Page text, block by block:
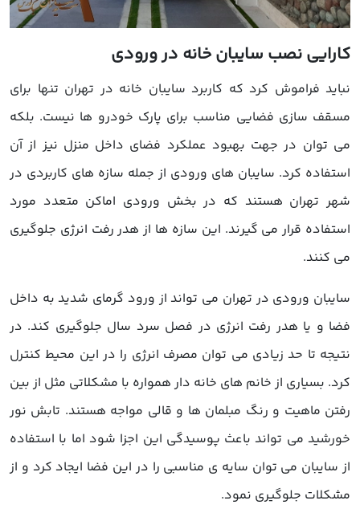
کارایی نصب سایبان خانه در ورودی
نباید فراموش کرد که کاربرد سایبان خانه در تهران تنها برای
مسقف سازی فضایی مناسب برای پارک خودرو ها نیست. بلکه
می توان در جهت بهبود عملکرد فضای داخل منزل نیز از آن
استفاده کرد. سایبان های ورودی از جمله سازه های کاربردی در
شهر تهران هستند که در بخش ورودی اماکن متعدد مورد
استفاده قرار می گیرند. این سازه ها از هدر رفت انرژی جلوگیری
می کنند.
سایبان ورودی در تهران می تواند از ورود گرمای شدید به داخل
فضا و یا هدر رفت انرژی در فصل سرد سال جلوگیری کند. در
نتیجه تا حد زیادی می توان مصرف انرژی را در این محیط کنترل
کرد. بسیاری از خانم های خانه دار همواره با مشکلاتی مثل از بین
رفتن ماهیت و رنگ مبلمان ها و قالی مواجه هستند. تابش نور
خورشید می تواند باعث پوسیدگی این اجزا شود اما با استفاده
از سایبان می توان سایه ی مناسبی را در این فضا ایجاد کرد و از
مشکلات جلوگیری نمود.